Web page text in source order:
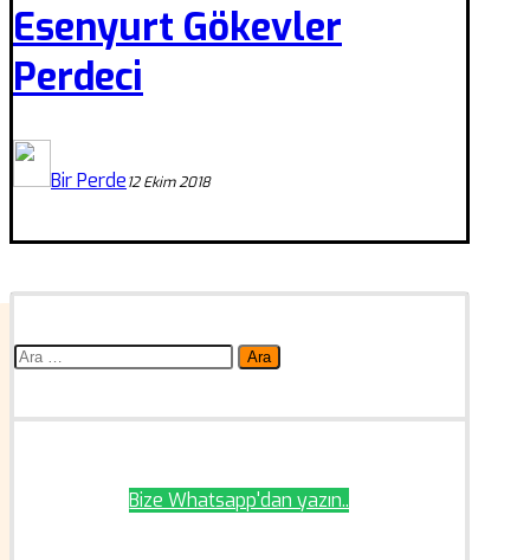
Esenyurt Gökevler
Perdeci
Bir Perde12 Ekim 2018
Arama:
Bize Whatsapp'dan yazın..